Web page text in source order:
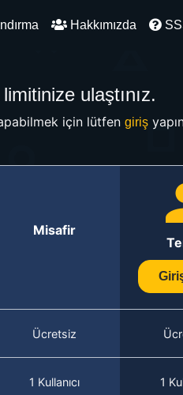
Hakkımızda
ulaştınız.
için lütfen giriş
Misafir
Ücretsiz
1 Kullanıcı 1